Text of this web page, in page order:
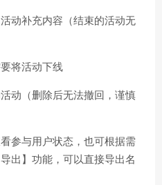
动补充内容（结束的活动无
将活动下线
动（删除后无法撤回，谨慎
参与用户状态，也可根据需
出】功能，可以直接导出名